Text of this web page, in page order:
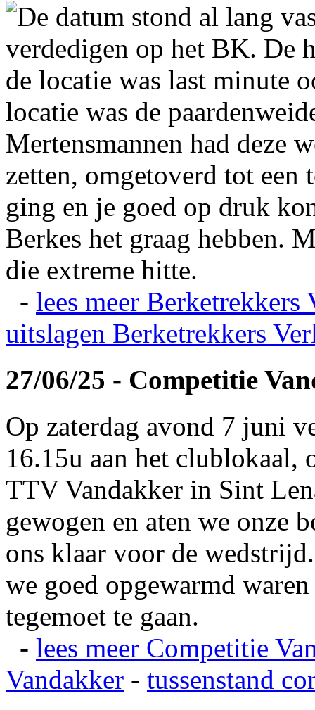
De datum stond al lang
verdedigen op het BK. De
de locatie was last minute
locatie was de
Mertensmannen had deze
zetten, omgetoverd tot
ging en je goed op druk
Berkes het graag hebben.
die extreme hitte.
- lees meer Berketrekkers
uitslagen Berketrekkers
27/06/25 - Competitie
Op zaterdag avond 7 juni
16.15u aan het clublokaal,
TTV Vandakker in Sint
gewogen en aten we onze
ons klaar voor de
we goed opgewarmd
tegemoet te gaan.
- lees meer Competitie
Vandakker - tussenstand